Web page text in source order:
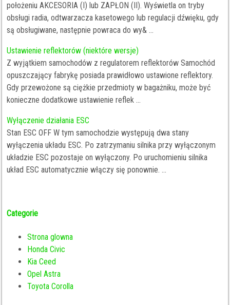
położeniu AKCESORIA (I) lub ZAPŁON (II). Wyświetla on tryby
obsługi radia, odtwarzacza kasetowego lub regulacji dźwięku, gdy
są obsługiwane, następnie powraca do wy& ...
Ustawienie reflektorów (niektóre wersje)
Z wyjątkiem samochodów z regulatorem reflektorów Samochód
opuszczający fabrykę posiada prawidłowo ustawione reflektory.
Gdy przewożone są ciężkie przedmioty w bagażniku, może być
konieczne dodatkowe ustawienie reflek ...
Wyłączenie działania ESC
Stan ESC OFF W tym samochodzie występują dwa stany
wyłączenia układu ESC. Po zatrzymaniu silnika przy wyłączonym
układzie ESC pozostaje on wyłączony. Po uruchomieniu silnika
układ ESC automatycznie włączy się ponownie. ...
Categorie
Strona glowna
Honda Civic
Kia Ceed
Opel Astra
Toyota Corolla